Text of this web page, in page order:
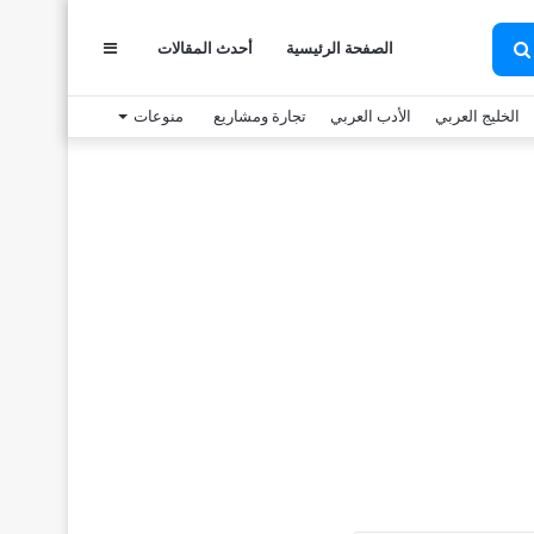
بحث
عن
الصفحة الرئيسية أحدث المقالات عمود
جانبي
الخليج العربي الأدب العربي تجارة ومشاريع منوعات